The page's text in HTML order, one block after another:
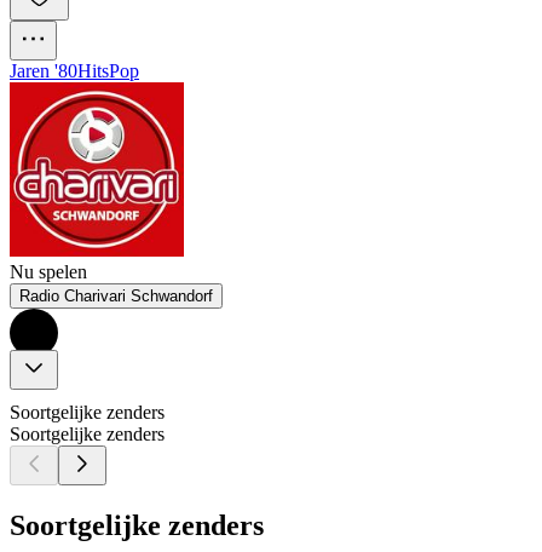
Jaren '80HitsPop
Nu spelen
Radio Charivari Schwandorf
Soortgelijke zenders
Soortgelijke zenders
Soortgelijke zenders